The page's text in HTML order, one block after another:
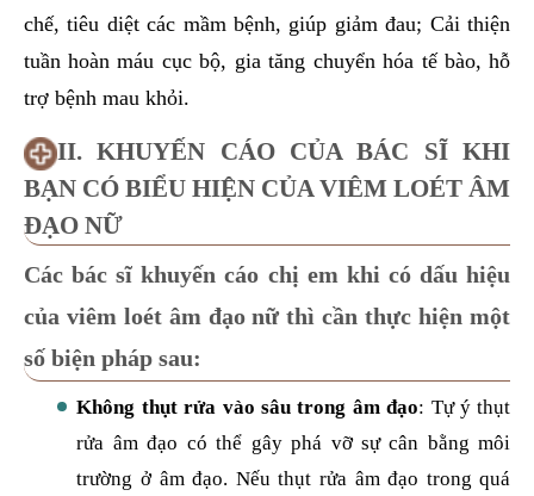
chế, tiêu diệt các mầm bệnh, giúp giảm đau; Cải thiện
tuần hoàn máu cục bộ, gia tăng chuyển hóa tế bào, hỗ
trợ bệnh mau khỏi.
II. KHUYẾN CÁO CỦA BÁC SĨ KHI
BẠN CÓ BIỂU HIỆN CỦA VIÊM LOÉT ÂM
ĐẠO NỮ
Các bác sĩ khuyến cáo chị em khi có dấu hiệu
của viêm loét âm đạo nữ thì cần thực hiện một
số biện pháp sau:
Không thụt rửa vào sâu trong âm đạo: Tự ý thụt
rửa âm đạo có thể gây phá vỡ sự cân bằng môi
trường ở âm đạo. Nếu thụt rửa âm đạo trong quá